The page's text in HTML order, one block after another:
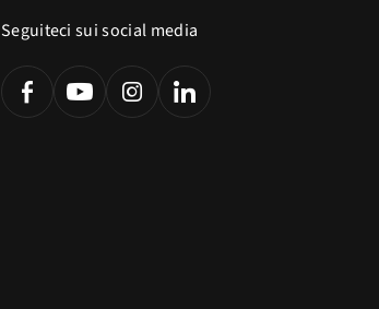
Seguiteci sui social media